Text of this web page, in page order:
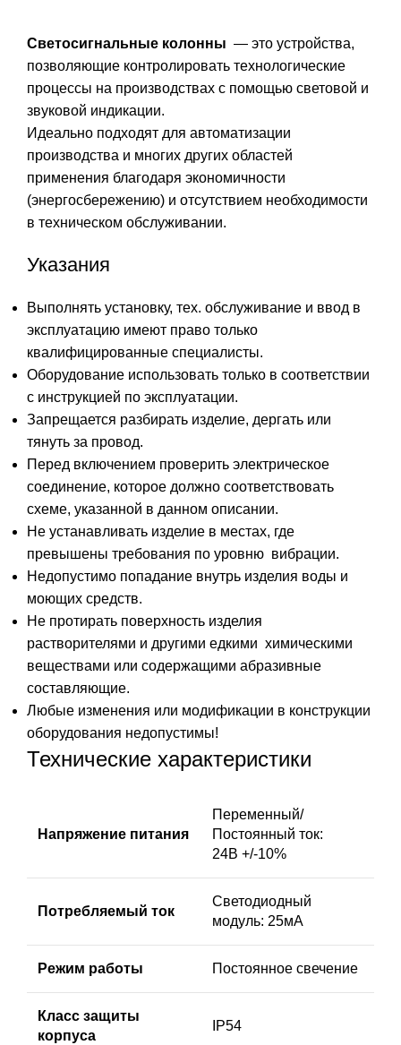
Светосигнальные колонны — это устройства,
позволяющие контролировать технологические
процессы на производствах с помощью световой и
звуковой индикации.
Идеально подходят для автоматизации
производства и многих других областей
применения благодаря экономичности
(энергосбережению) и отсутствием необходимости
в техническом обслуживании.
Указания
Выполнять установку, тех. обслуживание и ввод в
эксплуатацию имеют право только
квалифицированные специалисты.
Оборудование использовать только в соответствии
с инструкцией по эксплуатации.
Запрещается разбирать изделие, дергать или
тянуть за провод.
Перед включением проверить электрическое
соединение, которое должно соответствовать
схеме, указанной в данном описании.
Не устанавливать изделие в местах, где
превышены требования по уровню вибрации.
Недопустимо попадание внутрь изделия воды и
моющих средств.
Не протирать поверхность изделия
растворителями и другими едкими химическими
веществами или содержащими абразивные
составляющие.
Любые изменения или модификации в конструкции
оборудования недопустимы!
Технические характеристики
Напряжение питания
Переменный/
Постоянный ток:
24В +/-10%
Потребляемый ток
Светодиодный
модуль: 25мА
Режим работы Постоянное свечение
Класс защиты
корпуса
IP54